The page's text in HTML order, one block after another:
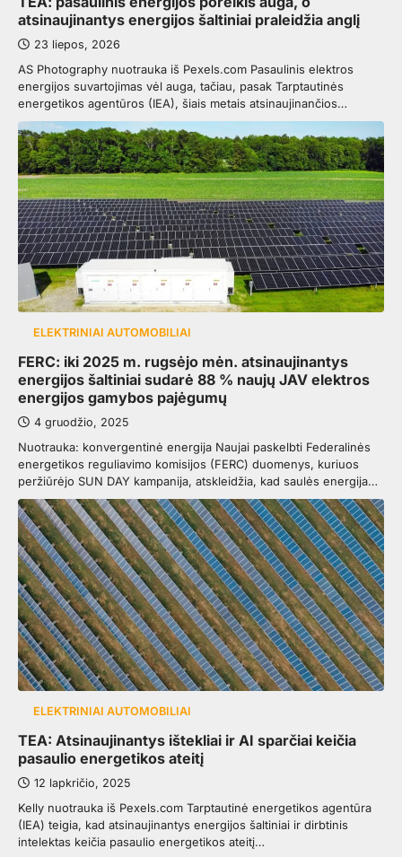
atsinaujinantys energijos šaltiniai praleidžia anglį
23 liepos, 2026
AS Photography nuotrauka iš Pexels.com Pasaulinis elektros
energijos suvartojimas vėl auga, tačiau, pasak Tarptautinės
energetikos agentūros (IEA), šiais metais atsinaujinančios…
ELEKTRINIAI AUTOMOBILIAI
FERC: iki 2025 m. rugsėjo mėn. atsinaujinantys
energijos šaltiniai sudarė 88 % naujų JAV elektros
energijos gamybos pajėgumų
4 gruodžio, 2025
Nuotrauka: konvergentinė energija Naujai paskelbti Federalinės
energetikos reguliavimo komisijos (FERC) duomenys, kuriuos
peržiūrėjo SUN DAY kampanija, atskleidžia, kad saulės energija…
ELEKTRINIAI AUTOMOBILIAI
TEA: Atsinaujinantys ištekliai ir AI sparčiai keičia
pasaulio energetikos ateitį
12 lapkričio, 2025
Kelly nuotrauka iš Pexels.com Tarptautinė energetikos agentūra
(IEA) teigia, kad atsinaujinantys energijos šaltiniai ir dirbtinis
intelektas keičia pasaulio energetikos ateitį…